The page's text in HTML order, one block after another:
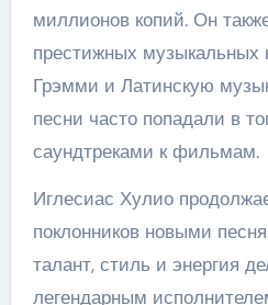
миллионов копий. Он
престижных музыкальных
Грэмми и Латинскую
песни часто попадали в
саундтреками к фильмам.
Иглесиас Хулио
поклонников новыми
талант, стиль и энергия
легендарным